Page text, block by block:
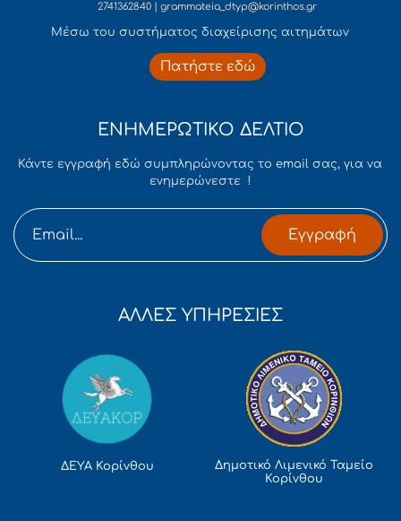
2741362840 | grammateia_dtyp@korinthos.gr
Mέσω του συστήματος διαχείρισης αιτημάτων
Πατήστε εδώ
ΕΝΗΜΕΡΩΤΙΚΟ ΔΕΛΤΙΟ
Κάντε εγγραφή εδώ συμπληρώνοντας το email σας, για να
ενημερώνεστε !
Εγγραφή
ΑΛΛΕΣ ΥΠΗΡΕΣΙΕΣ
ΔΕΥΑ Κορίνθου
Δημοτικό Λιμενικό Ταμείο
Κορίνθου